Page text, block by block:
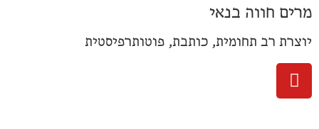
מרים חווה בנאי
יוצרת רב תחומית, כותבת, פוטותרפיסטית